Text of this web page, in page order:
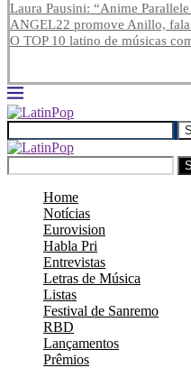
Laura Pausini: “Anime
ANGEL22 promove Anillo, fala
O TOP 10 latino de músicas
Home
Notícias
Eurovision
Habla Pri
Entrevistas
Letras de Música
Listas
Festival de Sanremo
RBD
Lançamentos
Prêmios